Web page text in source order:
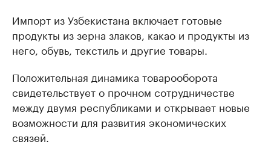
Импорт из Узбекистана включает готовые
продукты из зерна злаков, какао и продукты из
него, обувь, текстиль и другие товары.
Положительная динамика товарооборота
свидетельствует о прочном сотрудничестве
между двумя республиками и открывает новые
возможности для развития экономических
связей.